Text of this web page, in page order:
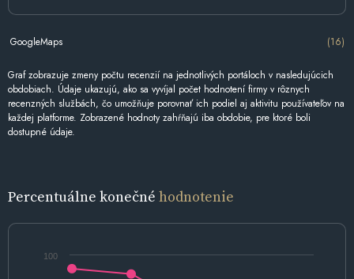
GoogleMaps (16)
Graf zobrazuje zmeny počtu recenzií na jednotlivých portáloch v nasledujúcich
obdobiach. Údaje ukazujú, ako sa vyvíjal počet hodnotení firmy v rôznych
recenzných službách, čo umožňuje porovnať ich podiel aj aktivitu používateľov na
každej platforme. Zobrazené hodnoty zahŕňajú iba obdobie, pre ktoré boli
dostupné údaje.
Percentuálne konečné hodnotenie
100